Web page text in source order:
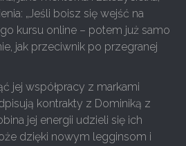
„Jeśli boisz się wejść na
kursu online – potem już samo
jak przeciwnik po przegranej
jej współpracy z markami
kontrakty z Dominiką z
jej energii udzieli się ich
dzięki nowym legginsom i